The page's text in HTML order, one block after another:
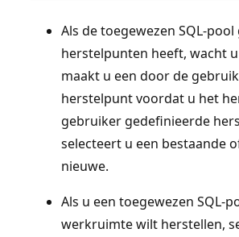
Als de toegewezen SQL-
herstelpunten heeft, wacht
maakt u een door de
herstelpunt voordat u het
gebruiker gedefinieerde
selecteert u een bestaande
nieuwe.
Als u een toegewezen SQL-
werkruimte wilt herstellen,